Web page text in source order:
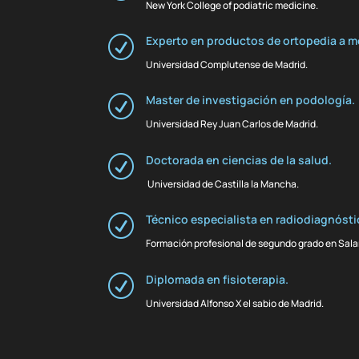
New York College of podiatric medicine.
R Experto en productos de ortopedia a
Universidad Complutense de Madrid.
R Master de investigación en podología.
Universidad Rey Juan Carlos de Madrid.
R Doctorada en ciencias de la salud.
Universidad de Castilla la Mancha.
R Técnico especialista en
Formación profesional de segundo grado en
R Diplomada en fisioterapia.
Universidad Alfonso X el sabio de Madrid.